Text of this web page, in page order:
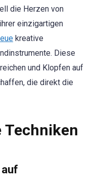
die Herzen von
einzigartigen
kreative
Diese
und Klopfen auf
die direkt die